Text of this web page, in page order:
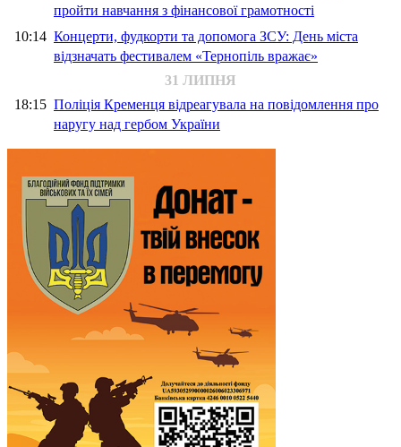
пройти навчання з фінансової грамотності
10:14 Концерти, фудкорти та допомога ЗСУ: День міста
відзначать фестивалем «Тернопіль вражає»
31 ЛИПНЯ
18:15 Поліція Кременця відреагувала на повідомлення про
наругу над гербом України